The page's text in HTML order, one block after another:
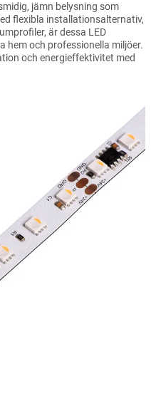
jämn belysning som
flexibla installationsalternativ,
är dessa LED
hem och professionella miljöer.
och energieffektivitet med